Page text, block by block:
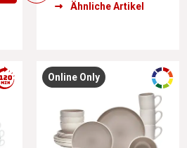
Ähnliche Artikel
Online Only